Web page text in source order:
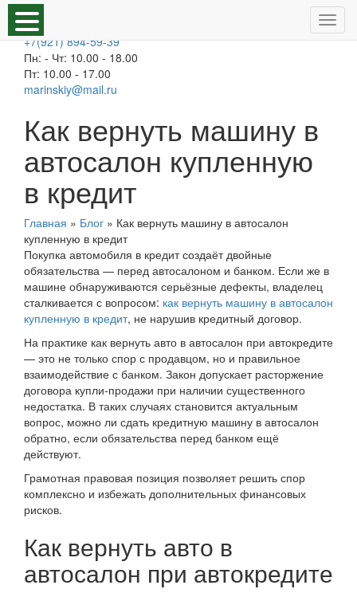
меню
Санкт-Петербург:
+7(921) 894-59-39
Пн: - Чт: 10.00 - 18.00
Пт: 10.00 - 17.00
marinskiy@mail.ru
Как вернуть машину в
автосалон купленную
в кредит
Главная » Блог » Как вернуть машину в автосалон
купленную в кредит
Покупка автомобиля в кредит создаёт двойные
обязательства — перед автосалоном и банком. Если же в
машине обнаруживаются серьёзные дефекты, владелец
сталкивается с вопросом: как вернуть машину в автосалон
купленную в кредит, не нарушив кредитный договор.
На практике как вернуть авто в автосалон при автокредите
— это не только спор с продавцом, но и правильное
взаимодействие с банком. Закон допускает расторжение
договора купли-продажи при наличии существенного
недостатка. В таких случаях становится актуальным
вопрос, можно ли сдать кредитную машину в автосалон
обратно, если обязательства перед банком ещё
действуют.
Грамотная правовая позиция позволяет решить спор
комплексно и избежать дополнительных финансовых
рисков.
Как вернуть авто в
автосалон при автокредите